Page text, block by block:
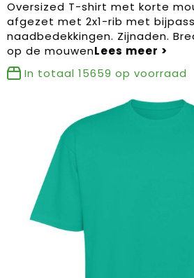
Tassen
Kerstartikelen
Kerstpakketten
Kraamcadeaus
Sinterklaas
Verjaardagen
Voetbal, EK en WK
Voor de bouw
Oversized T-shirt met korte
afgezet met 2x1-rib met
naadbedekkingen. Zijnaden.
op de mouwen
In totaal 15659 op voorraad